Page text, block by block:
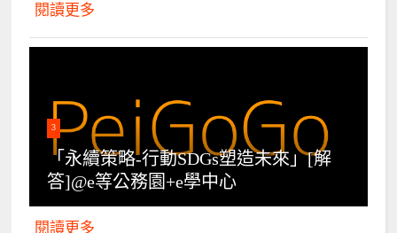
閱讀更多
3
「永續策略-行動SDGs塑造未來」[解
答]@e等公務園+e學中心
閱讀更多